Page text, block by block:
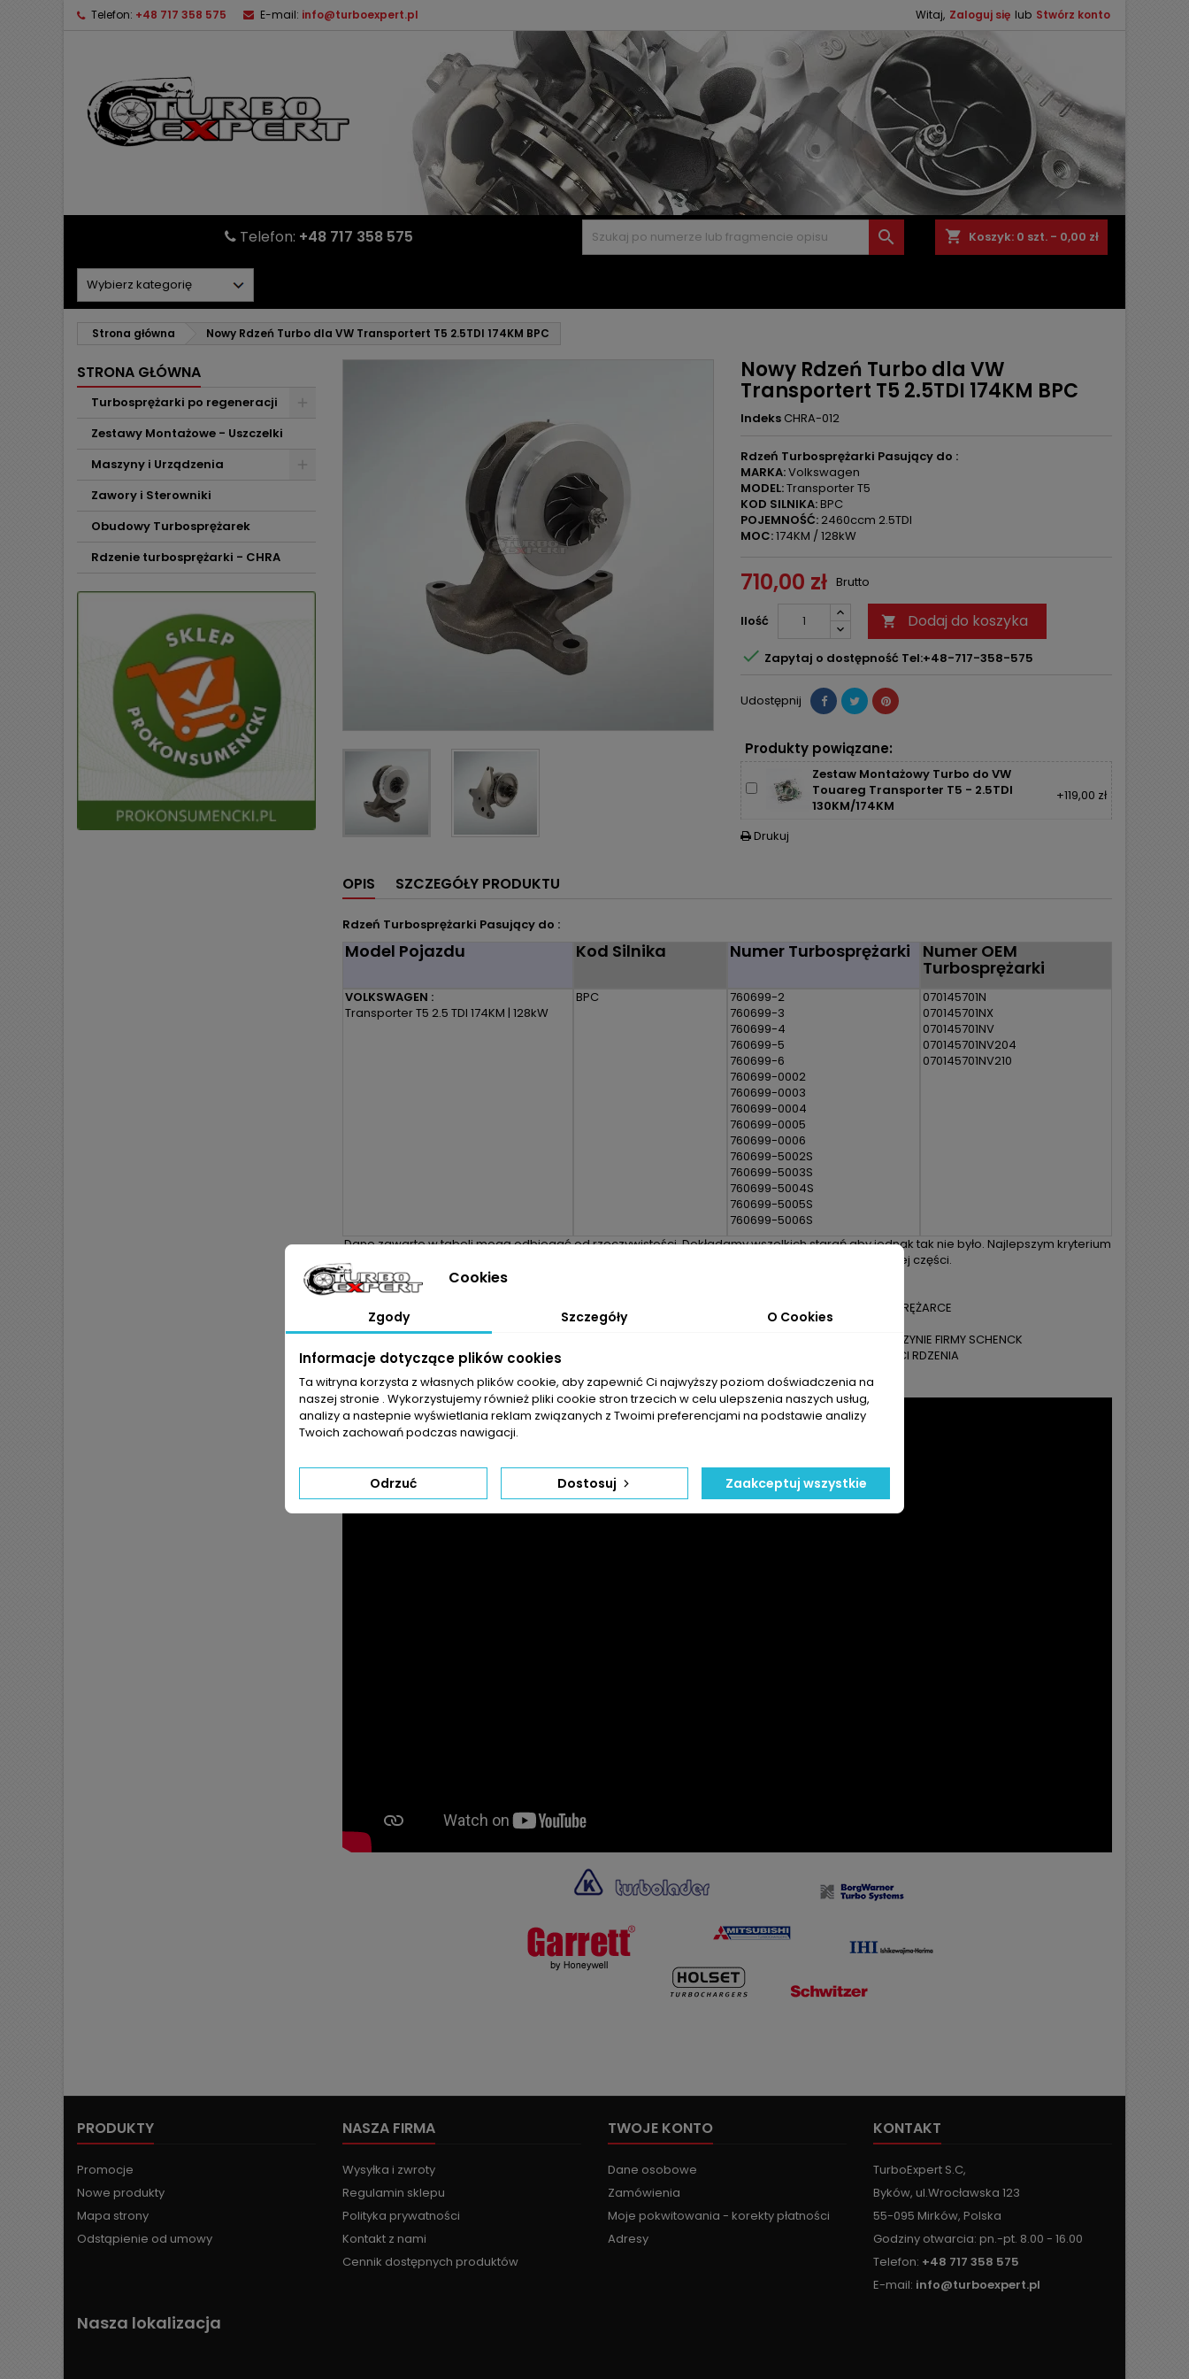
Telefon: +48 717 358 575 E-mail: info@turboexpert.pl Witaj, Zaloguj się lub Stwórz konto
shopping_cart Koszyk: 0 szt. - 0,00 zł

Telefon: +48 717 358 575
Strona główna Nowy Rdzeń Turbo dla VW Transportert T5 2.5TDI 174KM BPC
STRONA GŁÓWNA
Turbosprężarki po regeneracji
Zestawy Montażowe - Uszczelki
Maszyny i Urządzenia
Zawory i Sterowniki
Obudowy Turbosprężarek
Rdzenie turbosprężarki - CHRA
Nowy Rdzeń Turbo dla VW
Transportert T5 2.5TDI 174KM BPC
Indeks CHRA-012
Rdzeń Turbosprężarki Pasujący do :
MARKA:Volkswagen
MODEL:Transporter T5
KOD SILNIKA:BPC
POJEMNOŚĆ: 2460ccm 2.5TDI
MOC:174KM / 128kW
710,00 zł Brutto
Ilość  Dodaj do koszyka
 Zapytaj o dostępność Tel:+48-717-358-575
Udostępnij
Produkty powiązane:
Zestaw Montażowy Turbo do VW
Touareg Transporter T5 - 2.5TDI
130KM/174KM
+119,00 zł
 Drukuj
OPIS SZCZEGÓŁY PRODUKTU
Rdzeń Turbosprężarki Pasujący do :
Model Pojazdu Kod Silnika Numer Turbosprężarki Numer OEM
Turbosprężarki
VOLKSWAGEN :
Transporter T5 2.5 TDI 174KM | 128kW
BPC
760699-2
760699-3
760699-4
760699-5
760699-6
760699-0002
760699-0003
760699-0004
760699-0005
760699-0006
760699-5002S
760699-5003S
760699-5004S
760699-5005S
760699-5006S
070145701N
070145701NX
070145701NV
070145701NV204
070145701NV210
Dane zawarte w tabeli mogą odbiegać od rzeczywistości. Dokładamy wszelkich starań aby jednak tak nie było. Najlepszym kryterium
doboru części jest sprawdzenie numerów producenta na uszkodzonej części.
RDZEŃ PRZYGOTOWANY DO BEZPOŚREDNIEGO MONTAŻU W TURBOSPRĘŻARCE
ZŁOŻONY Z NOWYCH ELEMENTÓW
SPRAWDZONY POD KĄTEM WYWAŻENIA / DOWAŻENIA ORAZ SZCZELNOŚCI NA MASZYNIE FIRMY SCHENCK
NA ŻYCZENIE PROTOKÓŁ Z OPERACJI DOWAŻANIA , PRÓBY SZCZELNOŚCI RDZENIA
Zobacz montaż rdzenia turbosprężarki - CHRA:
PRODUKTY
Promocje
Nowe produkty
Mapa strony
Odstąpienie od umowy
NASZA FIRMA
Wysyłka i zwroty
Regulamin sklepu
Polityka prywatności
Kontakt z nami
Cennik dostępnych produktów
TWOJE KONTO
Dane osobowe
Zamówienia
Moje pokwitowania - korekty płatności
Adresy
KONTAKT
TurboExpert S.C,
Byków, ul.Wrocławska 123
55-095 Mirków, Polska
Godziny otwarcia: pn.-pt. 8.00 - 16.00
Telefon: +48 717 358 575
E-mail: info@turboexpert.pl
Nasza lokalizacja
Cookies
Zgody Szczegóły O Cookies
Informacje dotyczące plików cookies
Ta witryna korzysta z własnych plików cookie, aby zapewnić Ci najwyższy poziom doświadczenia na
naszej stronie . Wykorzystujemy również pliki cookie stron trzecich w celu ulepszenia naszych usług,
analizy a nastepnie wyświetlania reklam związanych z Twoimi preferencjami na podstawie analizy
Twoich zachowań podczas nawigacji.
Odrzuć Dostosuj Zaakceptuj wszystkie